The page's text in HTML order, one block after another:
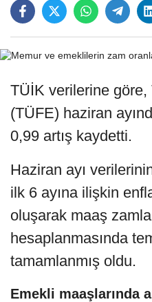
TÜİK verilerine
(TÜFE) haziran
0,99 artış kaydetti.
Haziran ayı
ilk 6 ayına ilişkin
oluşarak maaş
hesaplanmasında
tamamlanmış oldu.
Emekli maaşlarında